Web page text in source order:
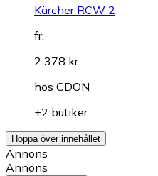
Kärcher RCW 2
fr.
2 378 kr
hos CDON
+2 butiker
Hoppa över innehållet
Annons
Annons